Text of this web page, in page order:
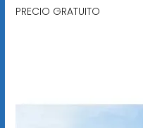
PRECIO GRATUITO